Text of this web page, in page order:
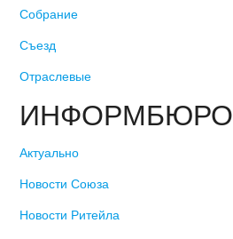
Собрание
Съезд
Отраслевые
ИНФОРМБЮРО
Актуально
Новости Союза
Новости Ритейла